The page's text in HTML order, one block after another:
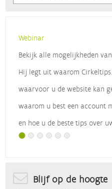
Webinar
Bekijk alle mogelijkheden
Hij legt uit waarom
waarvoor u de website kan
waarom u best een account
en hoe u de beste tips over
Blijf op de hoogte